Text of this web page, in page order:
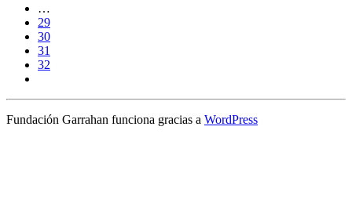
…
29
30
31
32
Fundación Garrahan funciona gracias a WordPress